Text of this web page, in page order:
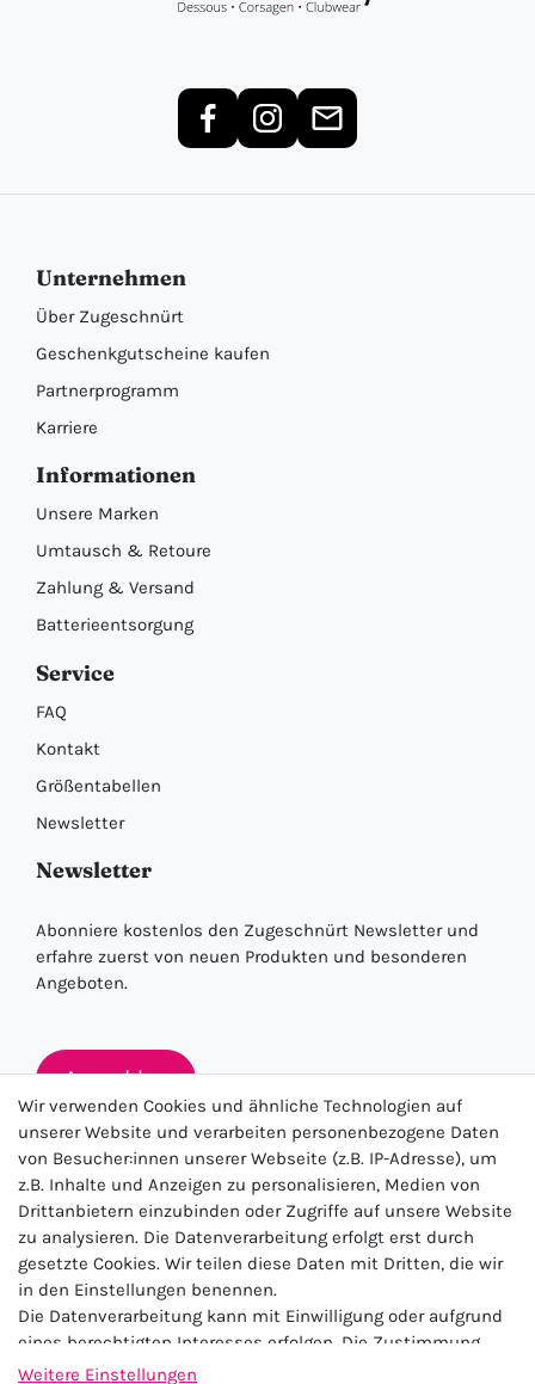
Unternehmen
Über Zugeschnürt
Geschenkgutscheine kaufen
Partnerprogramm
Karriere
Informationen
Unsere Marken
Umtausch & Retoure
Zahlung & Versand
Batterieentsorgung
Service
FAQ
Kontakt
Größentabellen
Newsletter
Newsletter
Abonniere kostenlos den Zugeschnürt Newsletter und
erfahre zuerst von neuen Produkten und besonderen
Angeboten.
Anmelden
★★★★★
4.5 / 5.0 (23.143)
Wir verwenden Cookies und ähnliche Technologien auf
unserer Website und verarbeiten personenbezogene Daten
von Besucher:innen unserer Webseite (z.B. IP-Adresse), um
z.B. Inhalte und Anzeigen zu personalisieren, Medien von
Drittanbietern einzubinden oder Zugriffe auf unsere Website
zu analysieren. Die Datenverarbeitung erfolgt erst durch
gesetzte Cookies. Wir teilen diese Daten mit Dritten, die wir
in den Einstellungen benennen.
Die Datenverarbeitung kann mit Einwilligung oder aufgrund
eines berechtigten Interesses erfolgen. Die Zustimmung
kann erteilt oder abgelehnt werden. Es besteht das Recht,
Weitere Einstellungen